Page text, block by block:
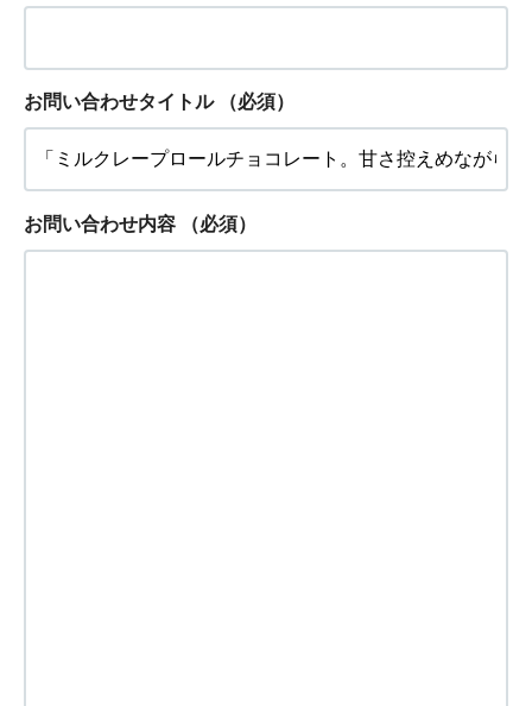
お問い合わせタイトル （必須）
お問い合わせ内容 （必須）